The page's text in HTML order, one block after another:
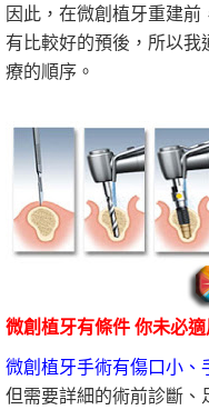
因此，在微創植牙重建
有比較好的預後，所以
療的順序。
微創植牙有條件 你未必
微創植牙手術有傷口小
但需要詳細的術前診斷